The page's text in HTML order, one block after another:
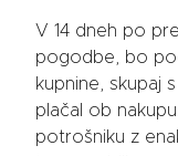
V 14 dneh po
pogodbe, bo
kupnine, skupaj
plačal ob
potrošniku z